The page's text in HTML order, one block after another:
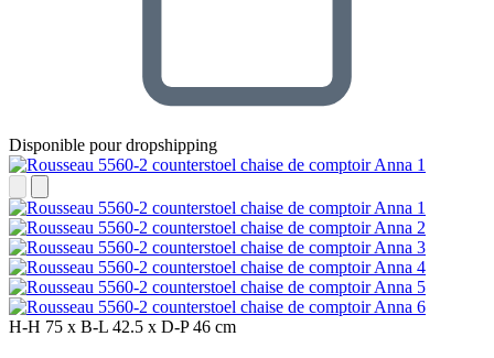
Disponible pour dropshipping
H-H 75 x B-L 42.5 x D-P46 cm